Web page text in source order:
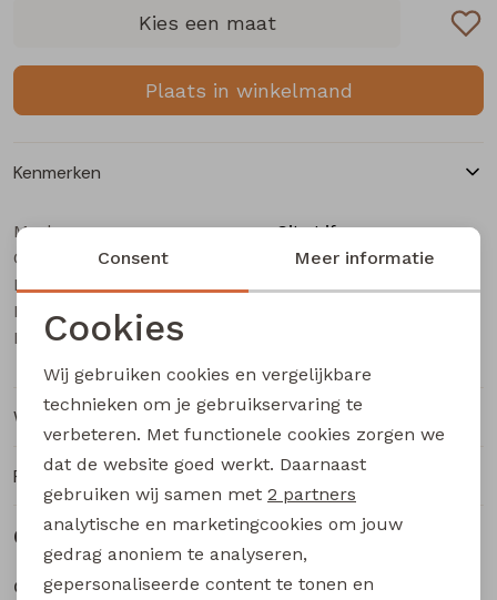
Bermuda's
Kies een maat
Plaats in winkelmand
Kenmerken
Merk
City Life
Categorie
Dames singlet
Leverancierscode
206891 Z10476
Bestelcode
Kleur
Winkelvoorraad
Ruilen en retourneren
Gerelateerde producten
City Life
City Life
Noodzakelijke cookies
Analytische cookies
Marketing cookies
Consent Meer informatie
Cookies
Wij gebruiken cookies en vergelijkbare
technieken om je gebruikservaring te
verbeteren. Met functionele cookies zorgen we
dat de website goed werkt. Daarnaast
gebruiken wij samen met 2 partners
analytische en marketingcookies om jouw
gedrag anoniem te analyseren,
gepersonaliseerde content te tonen en